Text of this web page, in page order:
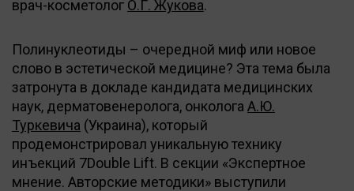
врач-косметолог О.Г. Жукова.
Полинуклеотиды – очередной миф или новое
слово в эстетической медицине? Эта тема была
затронута в докладе кандидата медицинских
наук, дерматовенеролога, онколога А.Ю.
Туркевича (Украина), который
продемонстрировал уникальную технику
инъекций 7Double Lift. В секции «Экспертное
мнение. Авторские методики» выступили